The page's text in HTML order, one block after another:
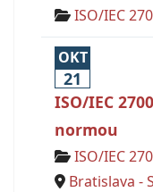
ISO/IEC
OKT
21
ISO/IEC
normou
ISO/IEC
Bratislava -